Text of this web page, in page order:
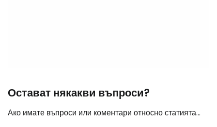
Остават някакви въпроси?
Ако имате въпроси или коментари относно статията...